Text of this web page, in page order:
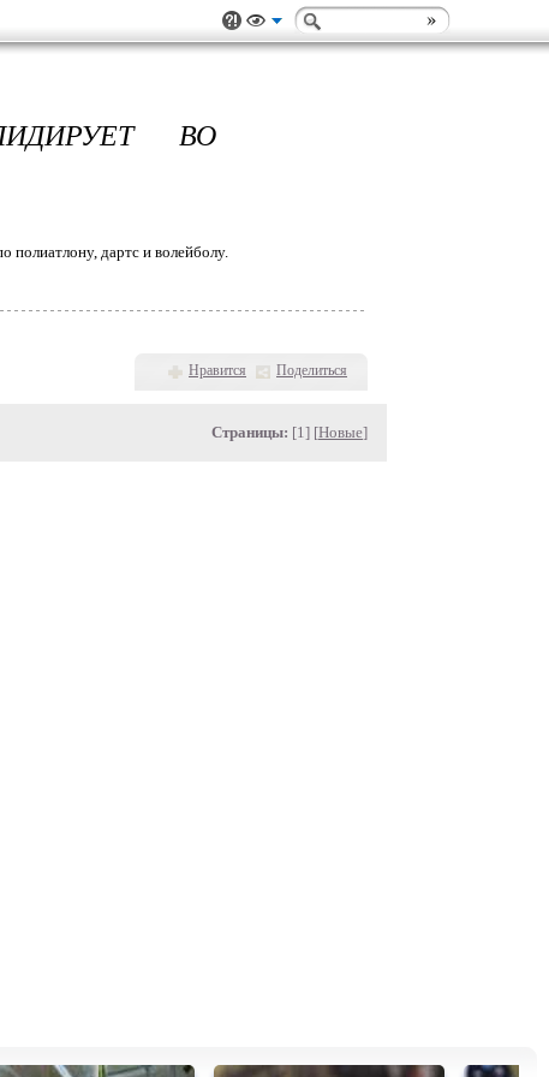
ВО
полиатлону, дартс и волейболу.
Нравится Поделиться
Страницы: [1] [Новые]